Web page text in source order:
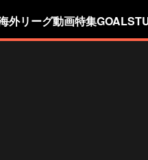
外リーグ動画特集